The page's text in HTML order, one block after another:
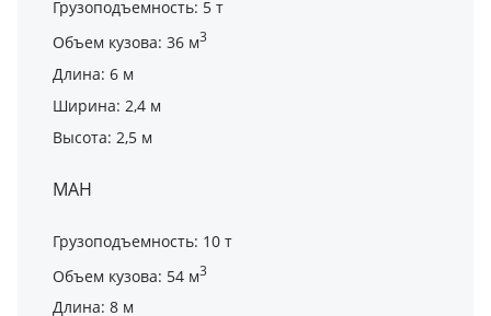
Грузоподъемность: 5 т
Объем кузова: 36 м3
Длина: 6 м
Ширина: 2,4 м
Высота: 2,5 м
МАН
Грузоподъемность: 10 т
Объем кузова: 54 м3
Длина: 8 м